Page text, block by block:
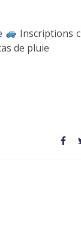
Inscriptions
de pluie